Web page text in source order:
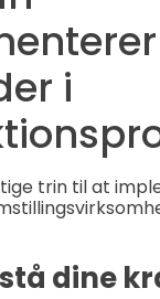
i
trin til at
dine